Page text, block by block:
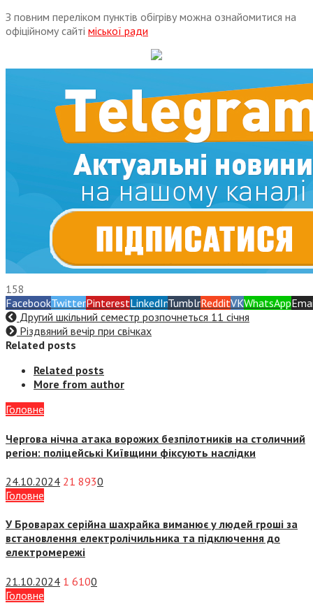
З повним переліком пунктів обігріву можна ознайомитися на
офіційному сайті міської ради
158
FacebookTwitterPinterestLinkedInTumblrRedditVKWhatsApp
Другий шкільний семестр розпочнеться 11 січня
Різдвяний вечір при свічках
Related posts
Related posts
More from author
Головне
Чергова нічна атака ворожих безпілотників на столичний
регіон: поліцейські Київщини фіксують наслідки
24.10.2024 21 8930
Головне
У Броварах серійна шахрайка виманює у людей гроші за
встановлення електролічильника та підключення до
електромережі
21.10.2024 1 6100
Головне